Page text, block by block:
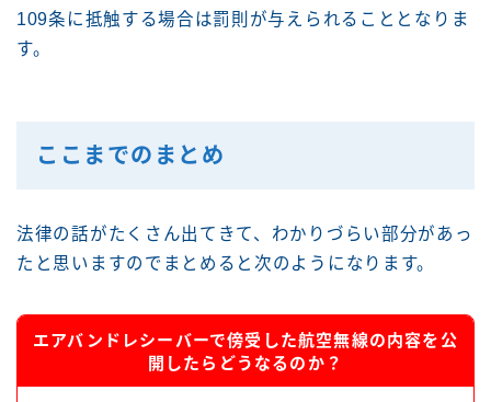
109条に抵触する場合は罰則が与えられることとなりま
す。
ここまでのまとめ
法律の話がたくさん出てきて、わかりづらい部分があっ
たと思いますのでまとめると次のようになります。
エアバンドレシーバーで傍受した航空無線の内容を公
開したらどうなるのか？